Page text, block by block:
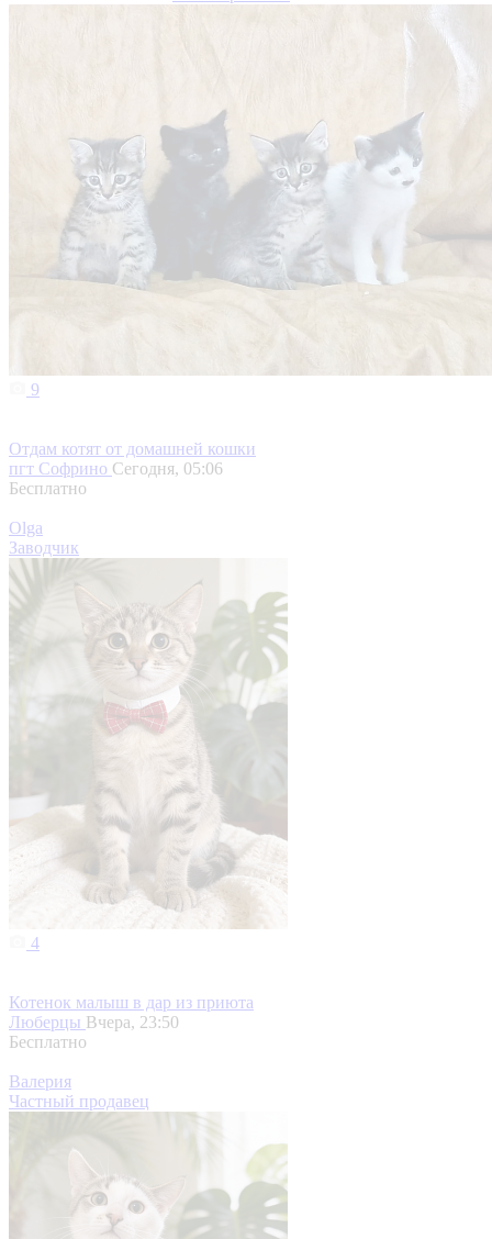
9
Отдам котят от домашней кошки
пгт Софрино Сегодня, 05:06
Бесплатно
Olga
Заводчик
4
Котенок малыш в дар из приюта
Люберцы Вчера, 23:50
Бесплатно
Валерия
Частный продавец